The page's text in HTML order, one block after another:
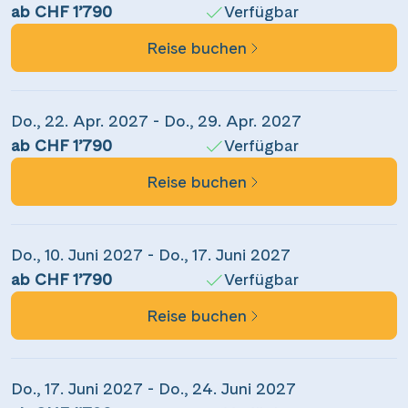
Teile diese Reise
Savoir-vivre auf dem Wasser
Facebook
WhatsApp
ab CHF 1’790
Verfügbar
Reise buchen
Do., 22. Apr. 2027 - Do., 29. Apr. 2027
ab CHF 1’790
Verfügbar
Reise buchen
Do., 10. Juni 2027 - Do., 17. Juni 2027
ab CHF 1’790
Verfügbar
Reise buchen
Do., 17. Juni 2027 - Do., 24. Juni 2027
Dieser Inhalt wird von einem Drittanbieter gehostet. Durch das Zeigen der
externen Inhalte akzeptierst du die Nutzungsbedingungen